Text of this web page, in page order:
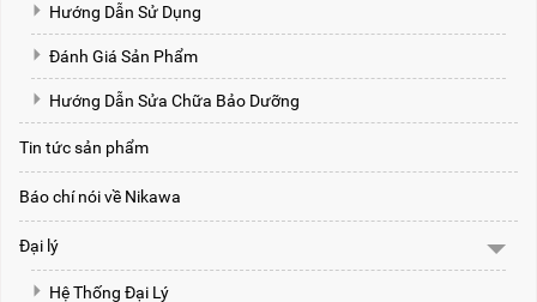
Hướng Dẫn Sử Dụng
Đánh Giá Sản Phẩm
Hướng Dẫn Sửa Chữa Bảo Dưỡng
Tin tức sản phẩm
Báo chí nói về Nikawa
Đại lý
Hệ Thống Đại Lý